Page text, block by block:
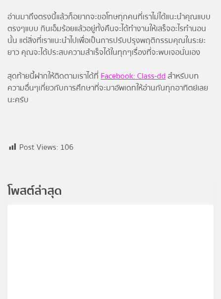
อ่านมาถึงตรงนี้แล้วก็อยากจะขอโทษทุกคนที่เราไม่ได้แนะนำคุณแบบ
ตรงๆแบบ กินเอ็มร้อยแล้วอยู่ทั้งคืนจะได้ทำงานให้เสร็จอะไรทำนอน
นั้น แต่สิ่งที่เราแนะนำไปเพื่อเป็นการปรับปรุงพฤติกรรมคุณในระยะ
ยาว คุณจะได้ประสบความสำเร็จได้ในทุกๆเรื่องที่จะพบเจอนั่นเอง
สุดท้ายนี้ฝากให้ติดตามเราได้ที่Facebook: Class-ddสำหรับบท
ความอื่นๆเกี่ยวกับการศึกษาที่จะมาอัพเดทให้อ่านกันทุกอาทิตย์เลย
นะครับ
Post Views: 106
โพสต์ล่าสุด